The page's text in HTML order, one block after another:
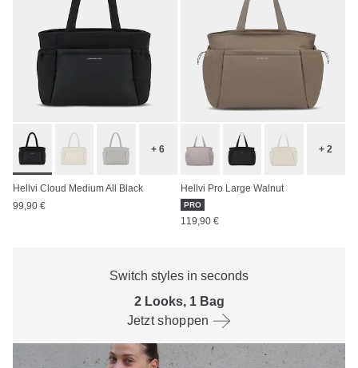
+ 6
Hellvi Cloud Medium All Black
99,90 €
+ 2
Hellvi Pro Large Walnut
PRO
119,90 €
Switch styles in seconds
2 Looks, 1 Bag
Jetzt shoppen